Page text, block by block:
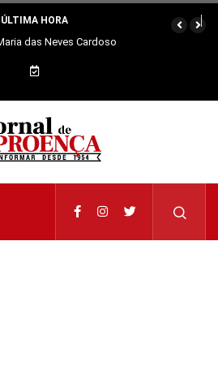
ÚLTIMA HORA
das Neves Cardoso